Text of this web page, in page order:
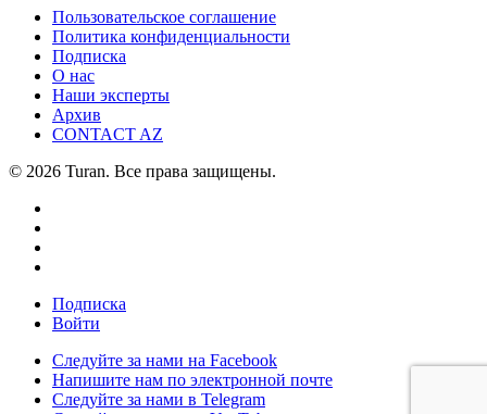
Пользовательское соглашение
Политика конфиденциальности
Подписка
О нас
Наши эксперты
Архив
CONTACT AZ
© 2026 Turan. Все права защищены.
Подписка
Войти
Следуйте за нами на Facebook
Напишите нам по электронной почте
Следуйте за нами в Telegram